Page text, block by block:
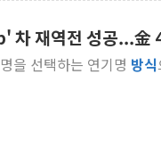
차 재역전 성공...
을 선택하는 연기명 방식